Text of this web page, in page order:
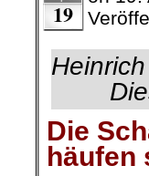
19
Die
häufen